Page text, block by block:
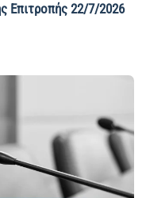
Επιτροπής 22/7/2026